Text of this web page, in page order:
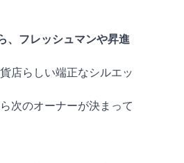
、フレッシュマンや昇進
店らしい端正なシルエッ
次のオーナーが決まって